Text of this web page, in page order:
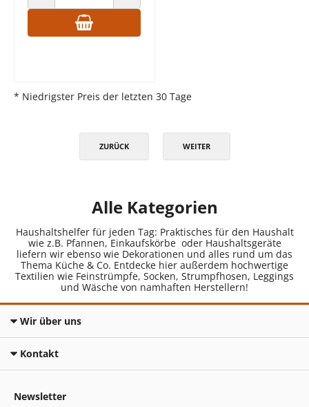
ANZAHL VERRINGERN ANZAHL ERHÖHEN
* Niedrigster Preis der letzten 30 Tage
ZURÜCK WEITER
Alle Kategorien
Haushaltshelfer für jeden Tag: Praktisches für den Haushalt
wie z.B. Pfannen, Einkaufskörbe oder Haushaltsgeräte
liefern wir ebenso wie Dekorationen und alles rund um das
Thema Küche & Co. Entdecke hier außerdem hochwertige
Textilien wie Feinstrümpfe, Socken, Strumpfhosen, Leggings
und Wäsche von namhaften Herstellern!
Wir über uns
Kontakt
Newsletter